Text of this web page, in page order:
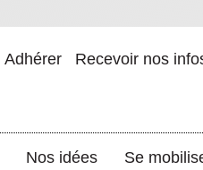
Adhérer Recevoir nos
Nos idées Se